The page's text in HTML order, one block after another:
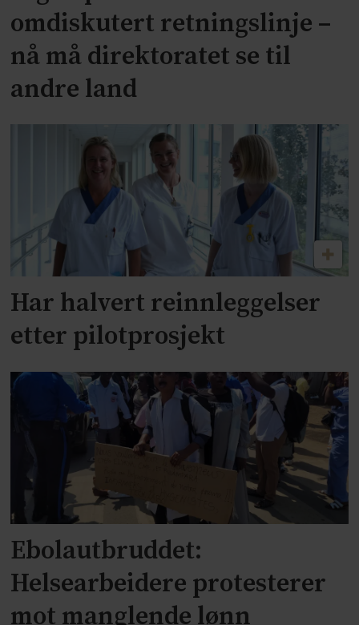
omdiskutert retningslinje –
nå må direktoratet se til
andre land
Har halvert reinnleggelser
etter pilotprosjekt
Ebolautbruddet:
Helsearbeidere protesterer
mot manglende lønn